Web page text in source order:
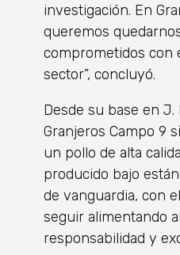
investigación. En
queremos
comprometidos con
sector”, concluyó.
Desde su base en
Granjeros Campo 9
un pollo de alta
producido bajo
de vanguardia, con
seguir alimentando
responsabilidad y